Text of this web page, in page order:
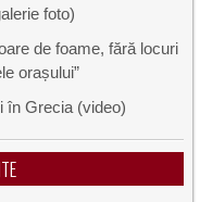
foto)
de foame, fără locuri
orașului”
în Grecia (video)